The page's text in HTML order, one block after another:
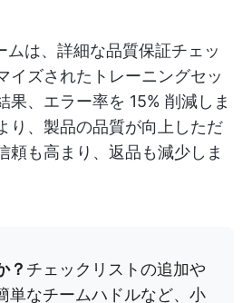
ムは、詳細な品質保証チェッ
イズされたトレーニングセッ
果、エラー率を 15% 削減しま
り、製品の品質が向上しただ
頼も高まり、返品も減少しま
？ チェックリストの追加や
単なチームハドルなど、小